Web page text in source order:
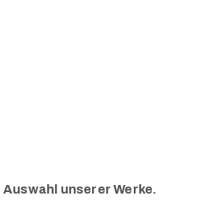
Auswahl unserer Werke.